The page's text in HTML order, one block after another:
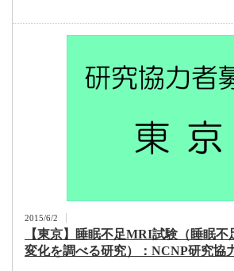
2015/6/2
【東京】睡眠不足MRI試験（睡眠
変化を調べる研究）：NCNP研究協